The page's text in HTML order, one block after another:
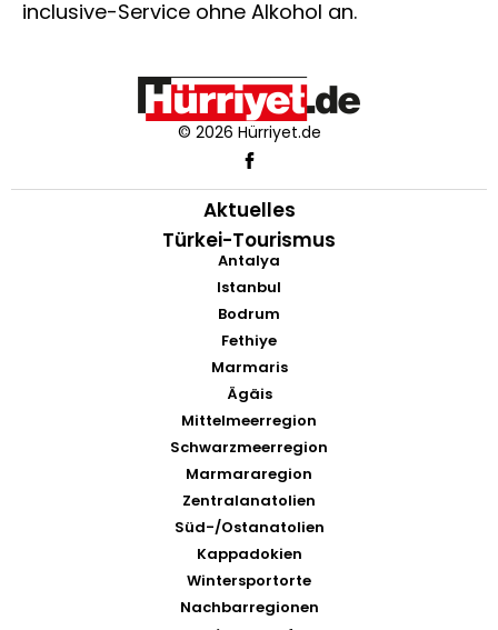
inclusive-Service ohne Alkohol an.
© 2026 Hürriyet.de
Aktuelles
Türkei-Tourismus
Antalya
Istanbul
Bodrum
Fethiye
Marmaris
Ägäis
Mittelmeerregion
Schwarzmeerregion
Marmararegion
Zentralanatolien
Süd-/Ostanatolien
Kappadokien
Wintersportorte
Nachbarregionen